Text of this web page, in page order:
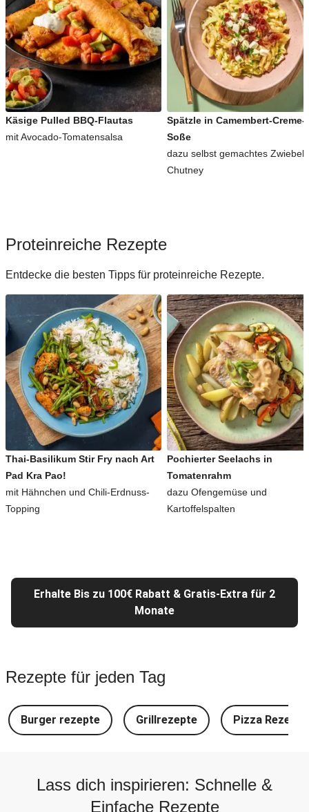
Käsige Pulled BBQ-Flautas
mit Avocado-Tomatensalsa
Spätzle in Camembert-Creme-
Soße
dazu selbst gemachtes Zwiebel-
Chutney
Proteinreiche Rezepte
Entdecke die besten Tipps für proteinreiche Rezepte.
Thai-Basilikum Stir Fry nach Art
Pad Kra Pao!
mit Hähnchen und Chili-Erdnuss-
Topping
Pochierter Seelachs in
Tomatenrahm
dazu Ofengemüse und
Kartoffelspalten
Erhalte Bis zu 100€ Rabatt & Gratis-Extra für 2
Monate
Rezepte für jeden Tag
Burger rezepte Grillrezepte Pizza Rezepte
Lass dich inspirieren: Schnelle &
Einfache Rezepte